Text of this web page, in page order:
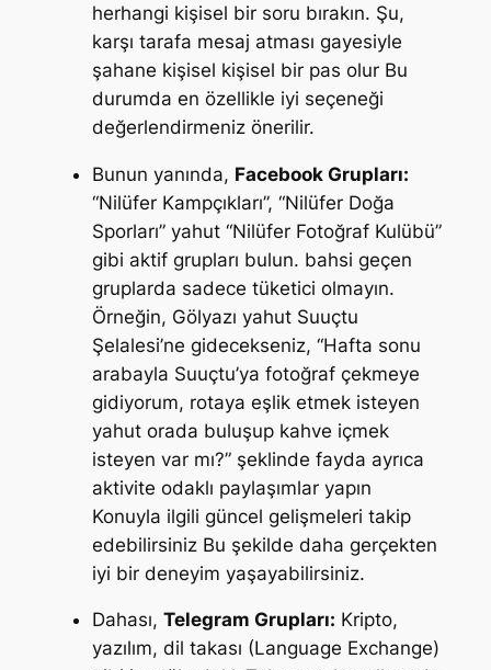
herhangi kişisel bir soru bırakın. Şu,
karşı tarafa mesaj atması gayesiyle
şahane kişisel kişisel bir pas olur Bu
durumda en özellikle iyi seçeneği
değerlendirmeniz önerilir.
Bunun yanında, Facebook Grupları:
“Nilüfer Kampçıkları”, “Nilüfer Doğa
Sporları” yahut “Nilüfer Fotoğraf Kulübü”
gibi aktif grupları bulun. bahsi geçen
gruplarda sadece tüketici olmayın.
Örneğin, Gölyazı yahut Suuçtu
Şelalesi’ne gidecekseniz, “Hafta sonu
arabayla Suuçtu’ya fotoğraf çekmeye
gidiyorum, rotaya eşlik etmek isteyen
yahut orada buluşup kahve içmek
isteyen var mı?”şeklinde fayda ayrıca
aktivite odaklı paylaşımlar yapın
Konuyla ilgili güncel gelişmeleri takip
edebilirsiniz Bu şekilde daha gerçekten
iyi bir deneyim yaşayabilirsiniz.
Dahası, Telegram Grupları: Kripto,
yazılım, dil takası (Language Exchange)